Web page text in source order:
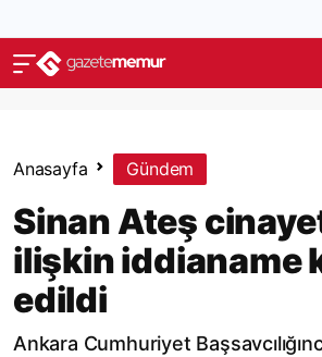
Anasayfa Gündem
Sinan Ateş
ilişkin iddianame
edildi
Ankara Cumhuriyet